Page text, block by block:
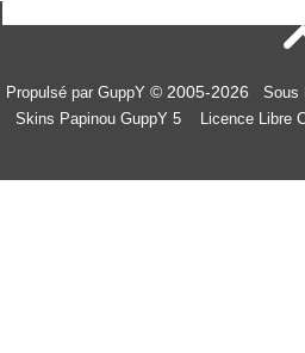
Propulsé par GuppY © 2005-2026
Sous
Skins Papinou GuppY 5
Licence Libre